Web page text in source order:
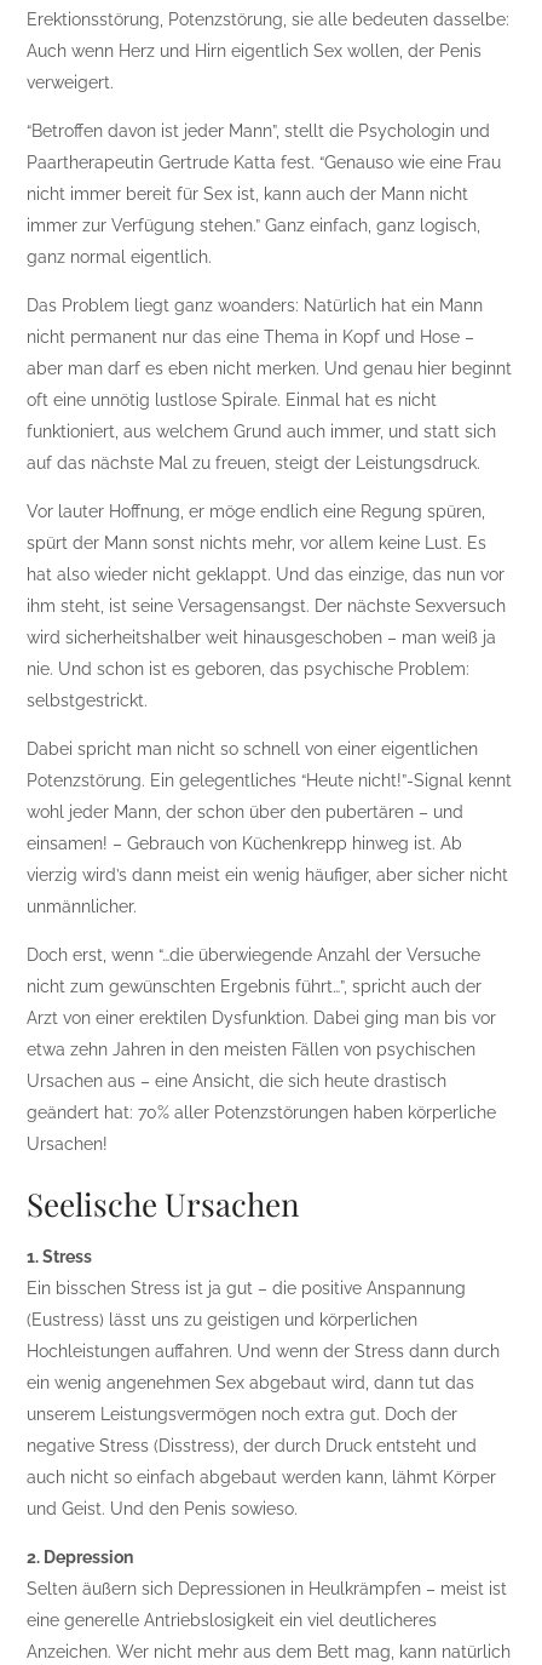
Erektionsstörung, Potenzstörung, sie alle bedeuten dasselbe:
Auch wenn Herz und Hirn eigentlich Sex wollen, der Penis
verweigert.
“Betroffen davon ist jeder Mann”, stellt die Psychologin und
Paartherapeutin Gertrude Katta fest. “Genauso wie eine Frau
nicht immer bereit für Sex ist, kann auch der Mann nicht
immer zur Verfügung stehen.” Ganz einfach, ganz logisch,
ganz normal eigentlich.
Das Problem liegt ganz woanders: Natürlich hat ein Mann
nicht permanent nur das eine Thema in Kopf und Hose –
aber man darf es eben nicht merken. Und genau hier beginnt
oft eine unnötig lustlose Spirale. Einmal hat es nicht
funktioniert, aus welchem Grund auch immer, und statt sich
auf das nächste Mal zu freuen, steigt der Leistungsdruck.
Vor lauter Hoffnung, er möge endlich eine Regung spüren,
spürt der Mann sonst nichts mehr, vor allem keine Lust. Es
hat also wieder nicht geklappt. Und das einzige, das nun vor
ihm steht, ist seine Versagensangst. Der nächste Sexversuch
wird sicherheitshalber weit hinausgeschoben – man weiß ja
nie. Und schon ist es geboren, das psychische Problem:
selbstgestrickt.
Dabei spricht man nicht so schnell von einer eigentlichen
Potenzstörung. Ein gelegentliches “Heute nicht!”-Signal kennt
wohl jeder Mann, der schon über den pubertären – und
einsamen! – Gebrauch von Küchenkrepp hinweg ist. Ab
vierzig wird’s dann meist ein wenig häufiger, aber sicher nicht
unmännlicher.
Doch erst, wenn “…die überwiegende Anzahl der Versuche
nicht zum gewünschten Ergebnis führt…”, spricht auch der
Arzt von einer erektilen Dysfunktion. Dabei ging man bis vor
etwa zehn Jahren in den meisten Fällen von psychischen
Ursachen aus – eine Ansicht, die sich heute drastisch
geändert hat: 70% aller Potenzstörungen haben körperliche
Ursachen!
Seelische Ursachen
1. Stress
Ein bisschen Stress ist ja gut – die positive Anspannung
(Eustress) lässt uns zu geistigen und körperlichen
Hochleistungen auffahren. Und wenn der Stress dann durch
ein wenig angenehmen Sex abgebaut wird, dann tut das
unserem Leistungsvermögen noch extra gut. Doch der
negative Stress (Disstress), der durch Druck entsteht und
auch nicht so einfach abgebaut werden kann, lähmt Körper
und Geist. Und den Penis sowieso.
2. Depression
Selten äußern sich Depressionen in Heulkrämpfen – meist ist
eine generelle Antriebslosigkeit ein viel deutlicheres
Anzeichen. Wer nicht mehr aus dem Bett mag, kann natürlich